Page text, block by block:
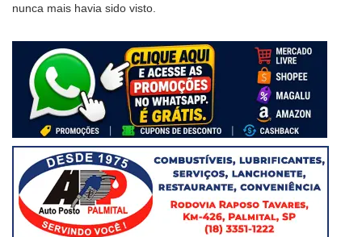
nunca mais havia sido visto.